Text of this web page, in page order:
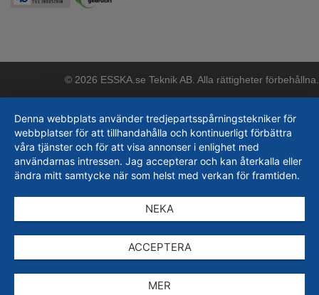
© 2026 ESSKA.se Teknik AB. Alla rättigheter förbehållna.
Denna webbplats använder tredjepartsspårningstekniker för
webbplatser för att tillhandahålla och kontinuerligt förbättra
våra tjänster och för att visa annonser i enlighet med
användarnas intressen. Jag accepterar och kan återkalla eller
ändra mitt samtycke när som helst med verkan för framtiden.
NEKA
ACCEPTERA
MER